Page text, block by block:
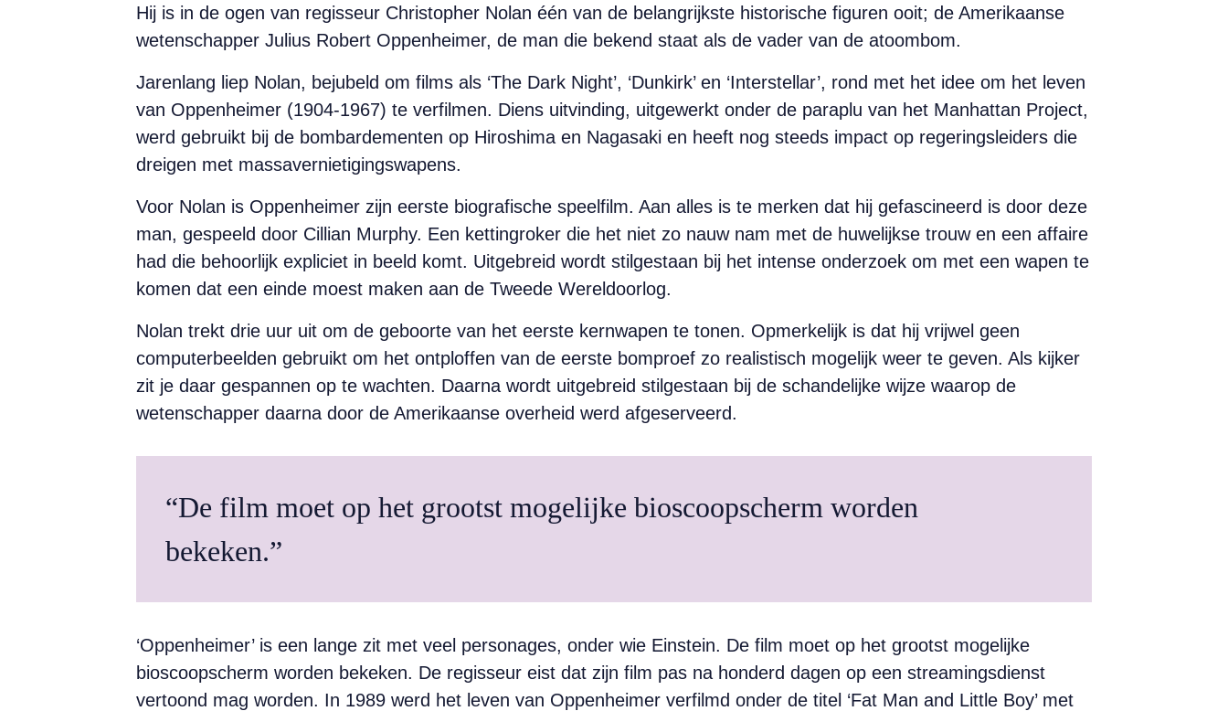
Hij is in de ogen van regisseur Christopher Nolan één van de belangrijkste historische figuren ooit; de Amerikaanse
wetenschapper Julius Robert Oppenheimer, de man die bekend staat als de vader van de atoombom.
Jarenlang liep Nolan, bejubeld om films als ‘The Dark Night’, ‘Dunkirk’ en ‘Interstellar’, rond met het idee om het leven
van Oppenheimer (1904-1967) te verfilmen. Diens uitvinding, uitgewerkt onder de paraplu van het Manhattan Project,
werd gebruikt bij de bombardementen op Hiroshima en Nagasaki en heeft nog steeds impact op regeringsleiders die
dreigen met massavernietigingswapens.
Voor Nolan is Oppenheimer zijn eerste biografische speelfilm. Aan alles is te merken dat hij gefascineerd is door deze
man, gespeeld door Cillian Murphy. Een kettingroker die het niet zo nauw nam met de huwelijkse trouw en een affaire
had die behoorlijk expliciet in beeld komt. Uitgebreid wordt stilgestaan bij het intense onderzoek om met een wapen te
komen dat een einde moest maken aan de Tweede Wereldoorlog.
Nolan trekt drie uur uit om de geboorte van het eerste kernwapen te tonen. Opmerkelijk is dat hij vrijwel geen
computerbeelden gebruikt om het ontploffen van de eerste bomproef zo realistisch mogelijk weer te geven. Als kijker
zit je daar gespannen op te wachten. Daarna wordt uitgebreid stilgestaan bij de schandelijke wijze waarop de
wetenschapper daarna door de Amerikaanse overheid werd afgeserveerd.
“De film moet op het grootst mogelijke bioscoopscherm worden
bekeken.”
‘Oppenheimer’ is een lange zit met veel personages, onder wie Einstein. De film moet op het grootst mogelijke
bioscoopscherm worden bekeken. De regisseur eist dat zijn film pas na honderd dagen op een streamingsdienst
vertoond mag worden. In 1989 werd het leven van Oppenheimer verfilmd onder de titel ‘Fat Man and Little Boy’ met